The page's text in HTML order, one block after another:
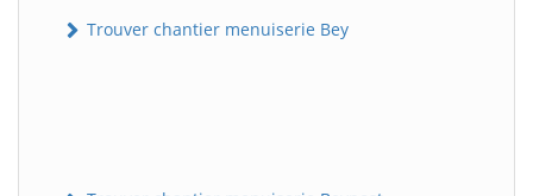
Trouver chantier menuiserie Bey